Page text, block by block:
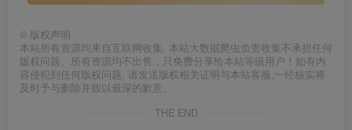
© 版权声明
本站所有资源均来自互联网收集, 本站大数据爬虫负责收集不承担任何
版权问题。所有资源均不出售，只免费分享给本站等级用户！如有内
容侵犯到任何版权问题, 请发送版权相关证明与本站客服,一经核实将
及时予与删除并致以最深的歉意。
THE END